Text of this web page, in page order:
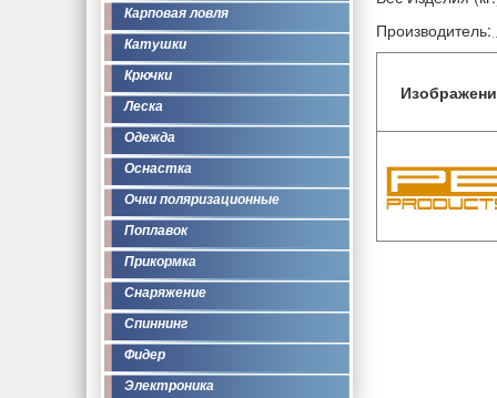
Карповая ловля
Катушки
Крючки
Леска
Одежда
Оснастка
Очки поляризационные
Поплавок
Прикормка
Снаряжение
Спиннинг
Фидер
Электроника
Производитель: